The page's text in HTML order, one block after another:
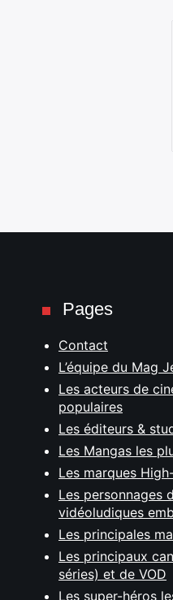
Pages
Contact
L’équipe du Mag
Les acteurs de
populaires
Les éditeurs &
Les Mangas les
Les marques
Les personnages
vidéoludiques
Les principales
Les principaux
séries) et de VOD
Les super-héros